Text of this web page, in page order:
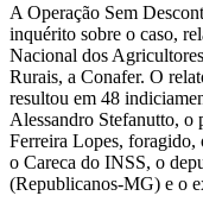
A Operação Sem
inquérito sobre o caso,
Nacional dos
Rurais, a Conafer. O
resultou em 48
Alessandro Stefanutto, o
Ferreira Lopes,
o Careca do INSS, o
(Republicanos-MG) e o